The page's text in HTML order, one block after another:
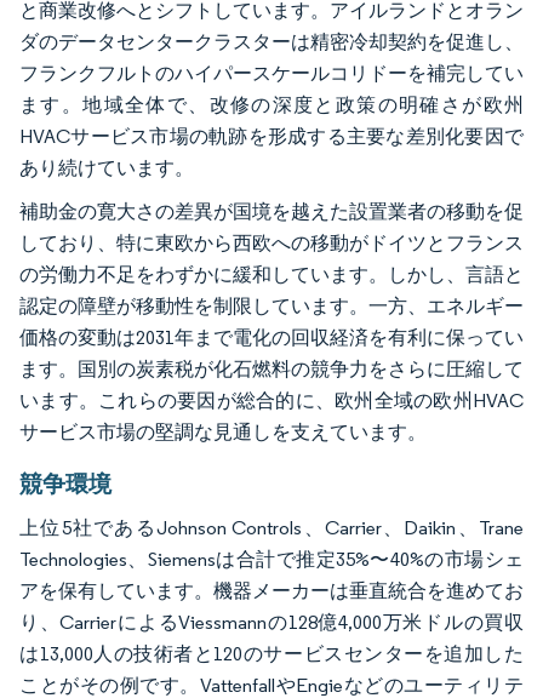
と商業改修へとシフトしています。アイルランドとオラン
ダのデータセンタークラスターは精密冷却契約を促進し、
フランクフルトのハイパースケールコリドーを補完してい
ます。地域全体で、改修の深度と政策の明確さが欧州
HVACサービス市場の軌跡を形成する主要な差別化要因で
あり続けています。
補助金の寛大さの差異が国境を越えた設置業者の移動を促
しており、特に東欧から西欧への移動がドイツとフランス
の労働力不足をわずかに緩和しています。しかし、言語と
認定の障壁が移動性を制限しています。一方、エネルギー
価格の変動は2031年まで電化の回収経済を有利に保ってい
ます。国別の炭素税が化石燃料の競争力をさらに圧縮して
います。これらの要因が総合的に、欧州全域の欧州HVAC
サービス市場の堅調な見通しを支えています。
競争環境
上位5社であるJohnson Controls、Carrier、Daikin、Trane
Technologies、Siemensは合計で推定35%〜40%の市場シェ
アを保有しています。機器メーカーは垂直統合を進めてお
り、CarrierによるViessmannの128億4,000万米ドルの買収
は13,000人の技術者と120のサービスセンターを追加した
ことがその例です。VattenfallやEngieなどのユーティリテ